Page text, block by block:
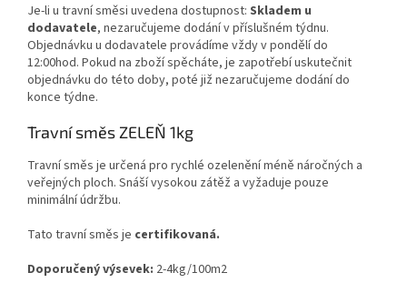
Je-li u travní směsi uvedena dostupnost: Skladem u
dodavatele, nezaručujeme dodání v příslušném týdnu.
Objednávku u dodavatele provádíme vždy v pondělí do
12:00hod. Pokud na zboží spěcháte, je zapotřebí uskutečnit
objednávku do této doby, poté již nezaručujeme dodání do
konce týdne.
Travní směs ZELEŇ 1kg
Travní směs je určená pro rychlé ozelenění méně náročných a
veřejných ploch. Snáší vysokou zátěž a vyžaduje pouze
minimální údržbu.
Tato travní směs je certifikovaná.
Doporučený výsevek: 2-4kg/100m2